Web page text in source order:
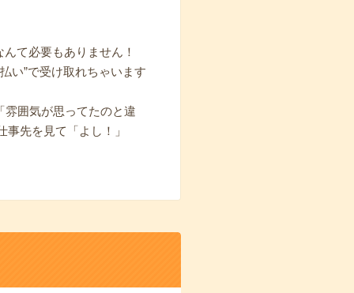
て必要もありません！
い”で受け取れちゃいます
雰囲気が思ってたのと違
先を見て「よし！」